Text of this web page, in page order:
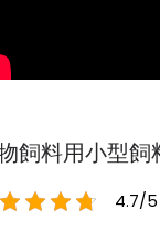
飼料用小型
4.7/5